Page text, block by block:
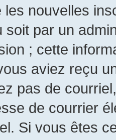
les nouvelles
soit par un
; cette
aviez reçu
pas de
de courrier
Si vous êtes